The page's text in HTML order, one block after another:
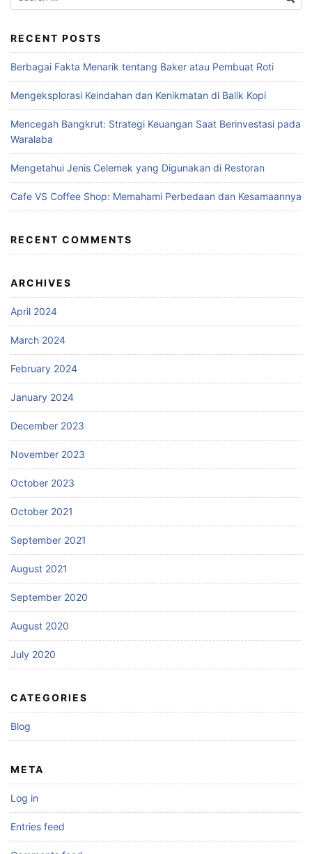
RECENT POSTS
Berbagai Fakta Menarik tentang Baker atau Pembuat Roti
Mengeksplorasi Keindahan dan Kenikmatan di Balik Kopi
Mencegah Bangkrut: Strategi Keuangan Saat Berinvestasi pada
Waralaba
Mengetahui Jenis Celemek yang Digunakan di Restoran
Cafe VS Coffee Shop: Memahami Perbedaan dan Kesamaannya
RECENT COMMENTS
ARCHIVES
April 2024
March 2024
February 2024
January 2024
December 2023
November 2023
October 2023
October 2021
September 2021
August 2021
September 2020
August 2020
July 2020
CATEGORIES
Blog
META
Log in
Entries feed